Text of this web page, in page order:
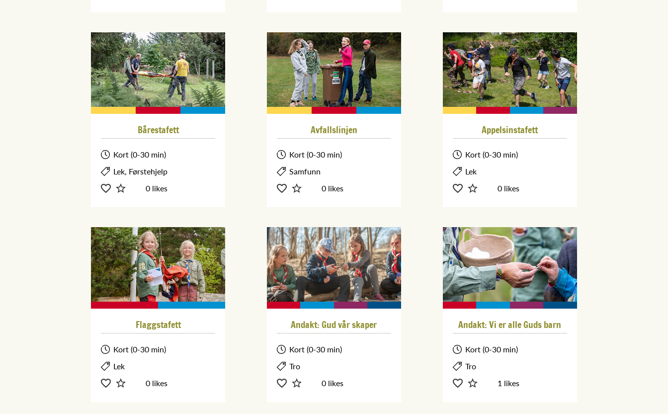
Bårestafett
Kort (0-30 min)
Lek, Førstehjelp
0 likes
Avfallslinjen
Kort (0-30 min)
Samfunn
0 likes
Appelsinstafett
Kort (0-30 min)
Lek
0 likes
Flaggstafett
Kort (0-30 min)
Lek
0 likes
Andakt: Gud vår skaper
Kort (0-30 min)
Tro
0 likes
Andakt: Vi er alle Guds barn
Kort (0-30 min)
Tro
1 likes